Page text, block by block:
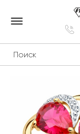
dehaze